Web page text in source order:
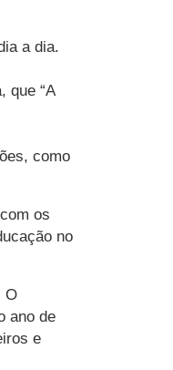
a dia.
que “A
como
os
no
O
ano de
e